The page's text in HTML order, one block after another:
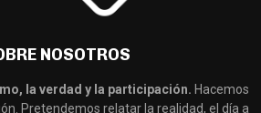
NOSOTROS
la verdad y la participación. Hacemos
Pretendemos relatar la realidad, el día a